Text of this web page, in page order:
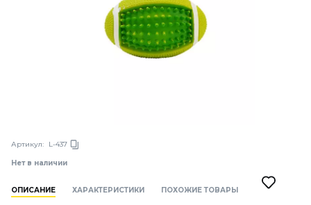
Артикул: L-437
Нет в наличии
ОПИСАНИЕ ХАРАКТЕРИСТИКИ ПОХОЖИЕ ТОВАРЫ